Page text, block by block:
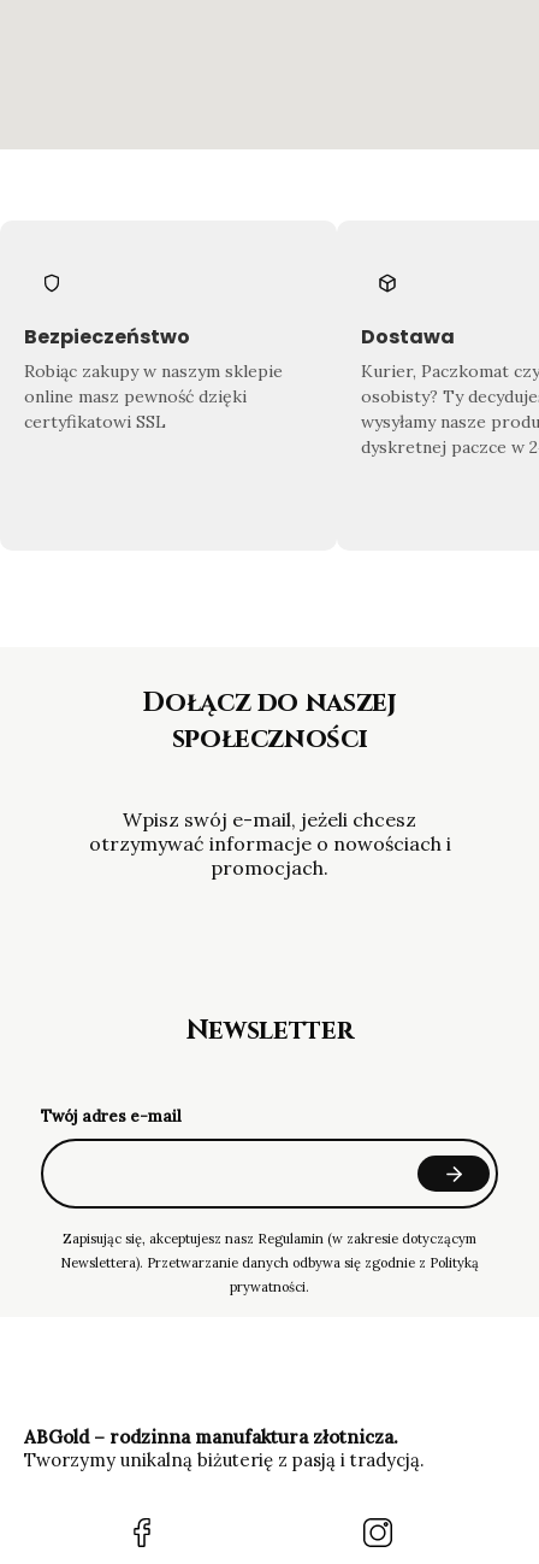
Znajdź swój wymarzony produkt
Sprawdź co dla Ciebie przygotowaliśmy!
Naszabogata oferta biżuterii
sprosta
nawet najbardziej wymagającym
Klientom.
Bezpieczeństwo
Robiąc zakupy w naszym sklepie
online masz pewność dzięki
certyfikatowi SSL
Dostawa
Kurier, Paczkomat
osobisty? Ty
wysyłamy nasze
dyskretnej paczce w
Dołącz do naszej
społeczności
Wpisz swój e-mail, jeżeli chcesz
otrzymywać informacje o nowościach i
promocjach.
Newsletter
Twój adres e-mail
Zapisując się, akceptujesz nasz Regulamin (w zakresie dotyczącym
Newslettera). Przetwarzanie danych odbywa się zgodnie z Polityką
prywatności.
ABGold – rodzinna manufaktura złotnicza.
Tworzymy unikalną biżuterię z pasją i tradycją.
(Otwiera
się